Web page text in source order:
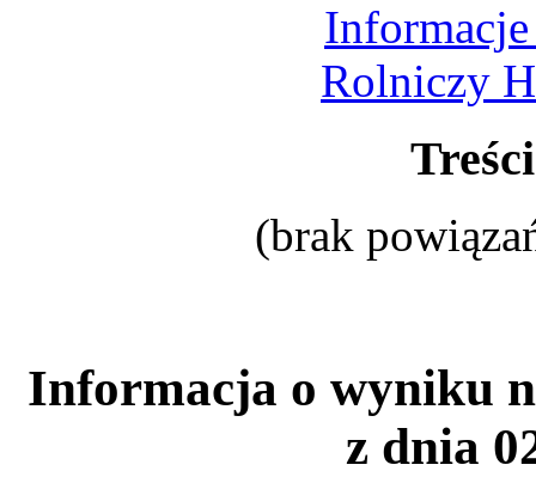
Rolniczy
(brak
Informacja o wyniku
z dnia